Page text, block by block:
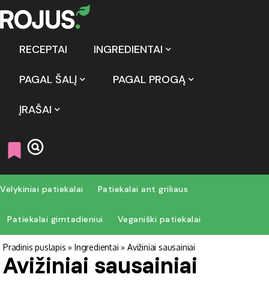
RECEPTAI INGREDIENTAI
PAGAL ŠALĮ PAGAL PROGĄ
ĮRAŠAI
Velykiniai patiekalai Patiekalai ant griliaus
Patiekalai gimtadieniui Veganiški patiekalai
Pradinis puslapis »Ingredientai »Avižiniai sausainiai
Avižiniai sausainiai